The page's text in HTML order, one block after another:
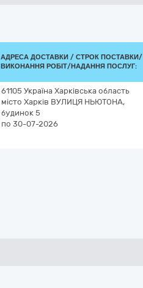
АДРЕСА ДОСТАВКИ / СТРОК ПОСТАВКИ/
ВИКОНАННЯ РОБІТ/НАДАННЯ ПОСЛУГ:
61105 Україна Харківська область
місто Харків ВУЛИЦЯ НЬЮТОНА,
будинок 5
по 30-07-2026